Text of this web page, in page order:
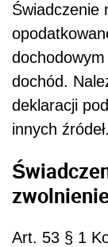
Świadczenie
dochód.
deklaracji
innych źródeł.
Art. 53 § 1